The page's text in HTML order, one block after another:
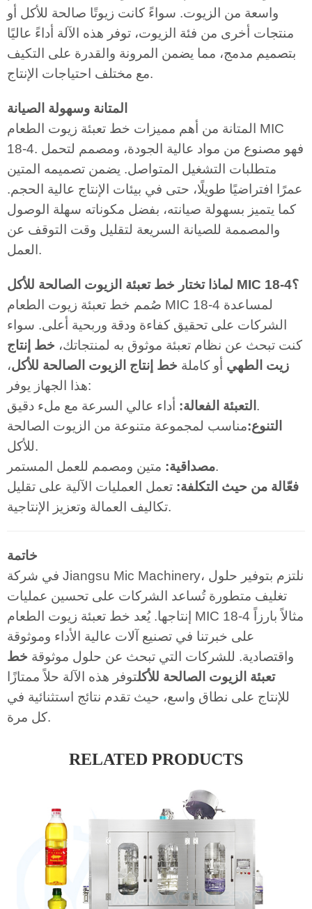
واسعة من الزيوت. سواءً كانت زيوتًا صالحة للأكل أو
منتجات أخرى من فئة الزيوت، توفر هذه الآلة أداءً عاليًا
بتصميم مدمج، مما يضمن المرونة والقدرة على التكيف
مع مختلف احتياجات الإنتاج.
المتانة وسهولة الصيانة
المتانة من أهم مميزات خط تعبئة زيوت الطعام MIC
18-4. فهو مصنوع من مواد عالية الجودة، ومصمم لتحمل
متطلبات التشغيل المتواصل. يضمن تصميمه المتين
عمرًا افتراضيًا طويلًا، حتى في بيئات الإنتاج عالية الحجم.
كما يتميز بسهولة صيانته، بفضل مكوناته سهلة الوصول
والمصممة للصيانة السريعة لتقليل وقت التوقف عن
العمل.
لماذا تختار خط تعبئة الزيوت الصالحة للأكل MIC 18-4؟
صُمم خط تعبئة زيوت الطعام MIC 18-4 لمساعدة
الشركات على تحقيق كفاءة ودقة وربحية أعلى. سواء
كنت تبحث عن نظام تعبئة موثوق به لمنتجاتك، خط إنتاج
زيت الطهي أو كاملة خط إنتاج الزيوت الصالحة للأكل،
هذا الجهاز يوفر:
التعبئة الفعالة: أداء عالي السرعة مع ملء دقيق.
التنوع:مناسب لمجموعة متنوعة من الزيوت الصالحة
للأكل.
مصداقية:متين ومصمم للعمل المستمر.
فعّالة من حيث التكلفة: تعمل العمليات الآلية على تقليل
تكاليف العمالة وتعزيز الإنتاجية.
خاتمة
في شركة Jiangsu Mic Machinery، نلتزم بتوفير حلول
تغليف متطورة تُساعد الشركات على تحسين عمليات
إنتاجها. يُعد خط تعبئة زيوت الطعام MIC 18-4 مثالاً بارزاً
على خبرتنا في تصنيع آلات عالية الأداء وموثوقة
واقتصادية. للشركات التي تبحث عن حلول موثوقة خط
تعبئة الزيوت الصالحة للأكلتوفر هذه الآلة حلاً ممتازًا
للإنتاج على نطاق واسع، حيث تقدم نتائج استثنائية في
كل مرة.
RELATED PRODUCTS